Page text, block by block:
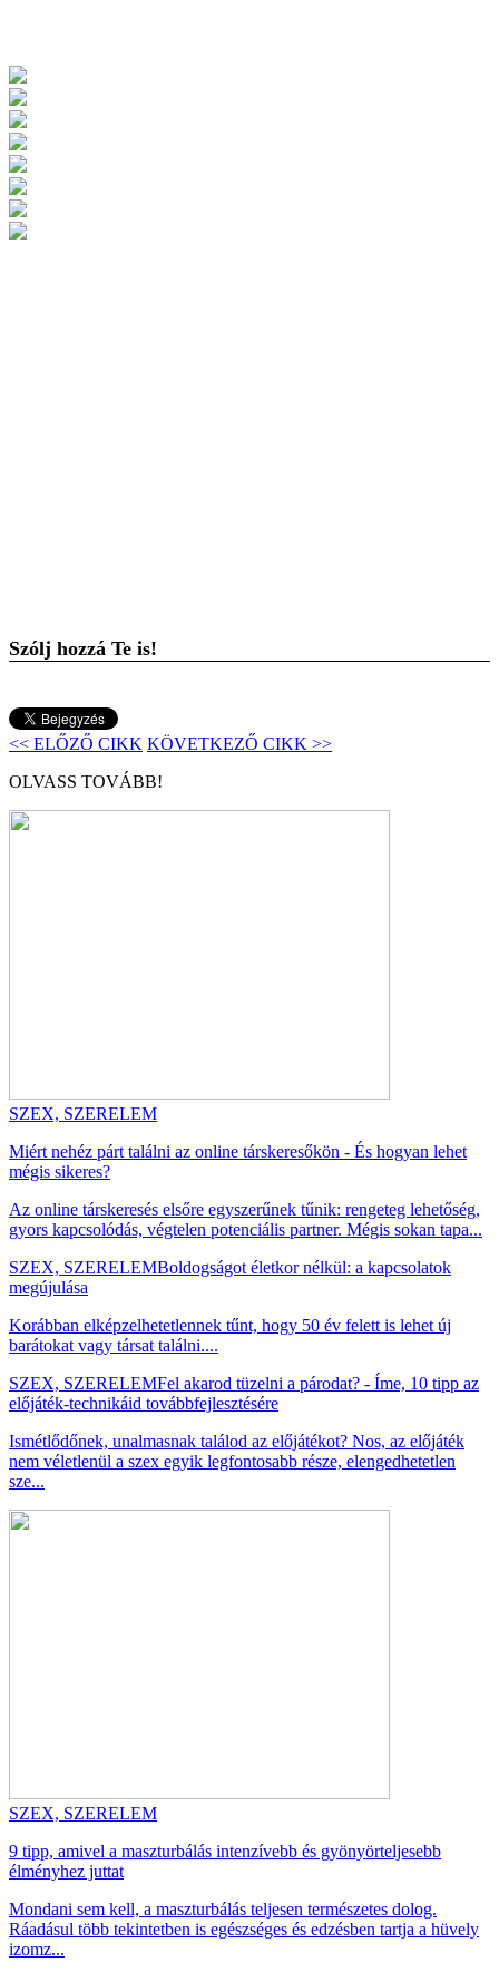
Szólj hozzá Te is!
<< ELŐZŐ CIKK KÖVETKEZŐ CIKK >>
OLVASS TOVÁBB!
SZEX, SZERELEM
Miért nehéz párt találni az online társkeresőkön - És hogyan lehet
mégis sikeres?
Az online társkeresés elsőre egyszerűnek tűnik: rengeteg lehetőség,
gyors kapcsolódás, végtelen potenciális partner. Mégis sokan tapa...
SZEX, SZERELEMBoldogságot életkor nélkül: a kapcsolatok
megújulása
Korábban elképzelhetetlennek tűnt, hogy 50 év felett is lehet új
barátokat vagy társat találni....
SZEX, SZERELEMFel akarod tüzelni a párodat? - Íme, 10 tipp az
előjáték-technikáid továbbfejlesztésére
Ismétlődőnek, unalmasnak találod az előjátékot? Nos, az előjáték
nem véletlenül a szex egyik legfontosabb része, elengedhetetlen
sze...
SZEX, SZERELEM
9 tipp, amivel a maszturbálás intenzívebb és gyönyörteljesebb
élményhez juttat
Mondani sem kell, a maszturbálás teljesen természetes dolog.
Ráadásul több tekintetben is egészséges és edzésben tartja a hüvely
izomz...